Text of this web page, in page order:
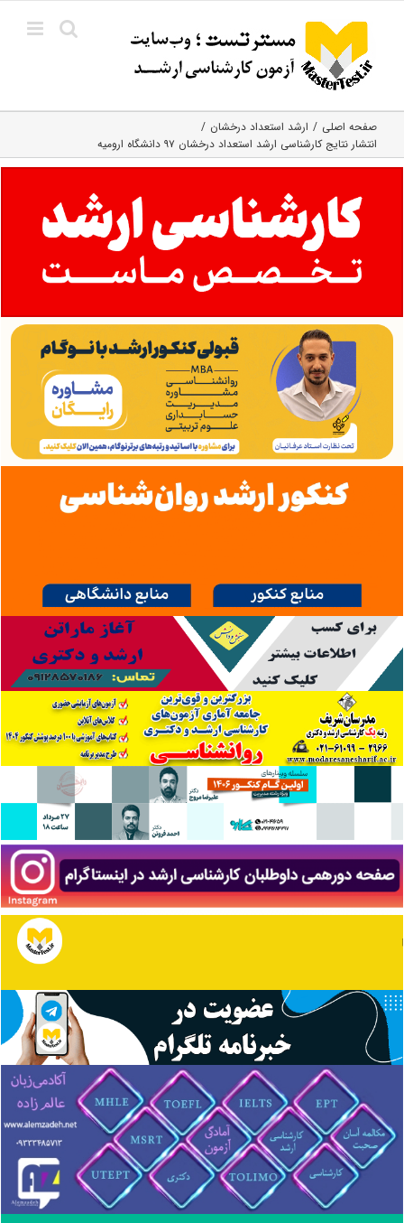
content
صفحه اصلی
ارشد استعداد درخشان
انتشار نتایج کارشناسی ارشد استعداد درخشان ۹۷ دانشگاه ارومیه